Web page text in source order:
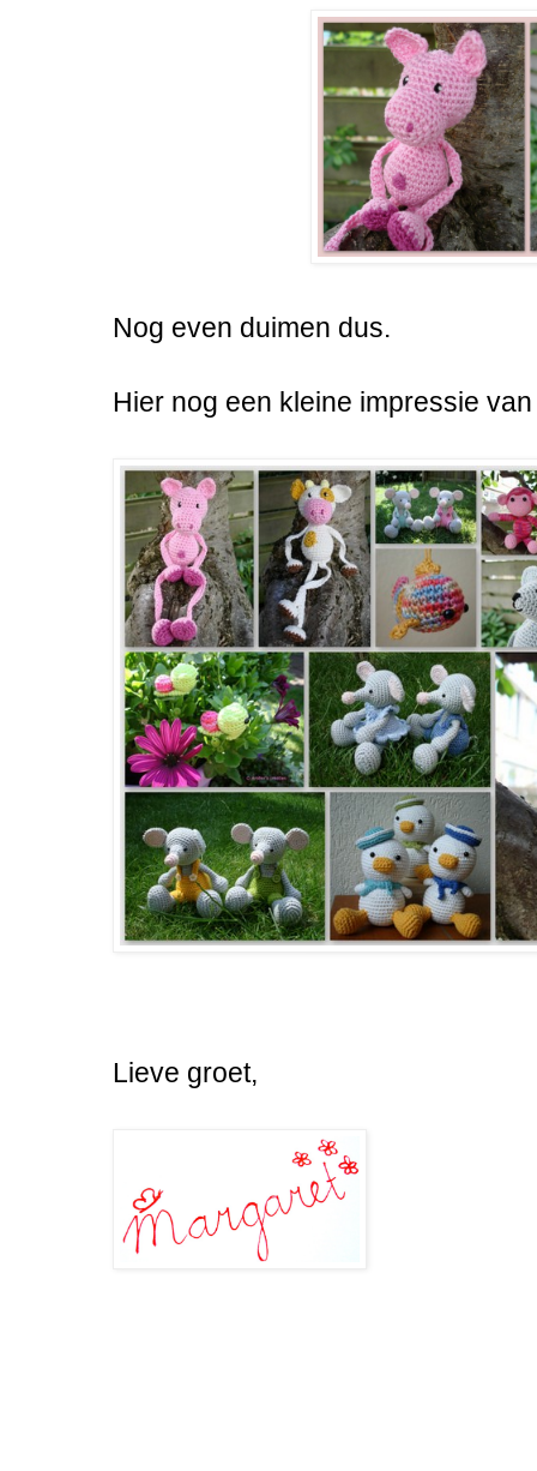
Nog even duimen dus.
Hier nog een kleine impressie
Lieve groet,